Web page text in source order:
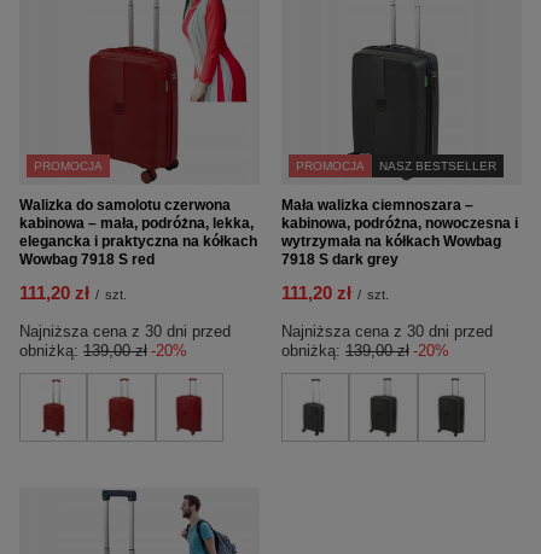
PROMOCJA
Walizka do samolotu czerwona
kabinowa – mała, podróżna, lekka,
elegancka i praktyczna na kółkach
Wowbag 7918 S red
111,20 zł / szt.
Najniższa cena z 30 dni przed
obniżką: 139,00 zł -20%
PROMOCJA NASZ BESTSELLER
Mała walizka ciemnoszara –
kabinowa, podróżna, nowoczesna i
wytrzymała na kółkach Wowbag
7918 S dark grey
111,20 zł / szt.
Najniższa cena z 30 dni przed
obniżką: 139,00 zł -20%